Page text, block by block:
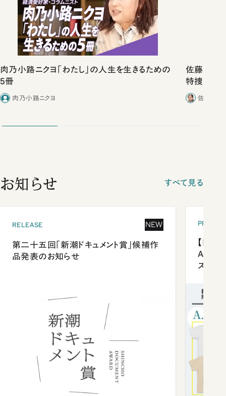
肉乃小路ニクヨ「わたし」の人生を生きるための
5冊
肉乃小路ニクヨ
佐藤優vs
特捜取調
合ったこと
佐藤優
お知らせ すべて見る
RELEASE NEW
第二十五回「新潮ドキュメント賞」候補作
品発表のお知らせ
【「新
ズプレ